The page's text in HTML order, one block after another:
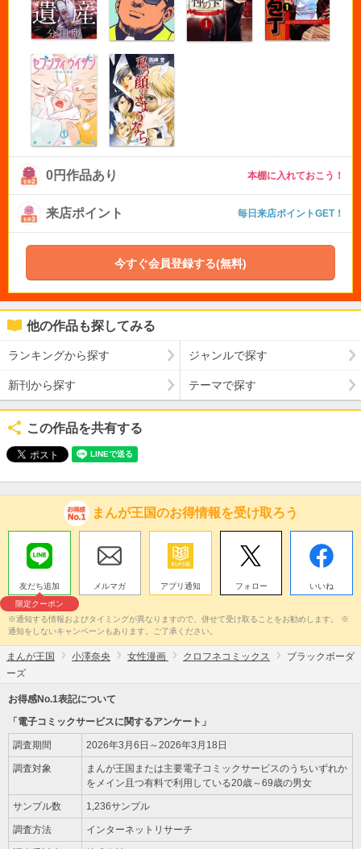
0円作品あり 本棚に入れておこう！
来店ポイント 毎日来店ポイントGET！
今すぐ会員登録する(無料)
他の作品も探してみる
ランキングから探す ジャンルで探す
新刊から探す テーマで探す
この作品を共有する
まんが王国のお得情報を受け取ろう
友だち追加
限定クーポン
メルマガ アプリ通知 フォロー いいね
※通知する情報およびタイミングが異なりますので、併せて受け取ることをお勧めします。 ※
通知をしないキャンペーンもあります。ご了承ください。
まんが王国 小澤奈央 女性漫画 クロフネコミックス
ブラックボーダ
ーズ
お得感No.1表記について
「電子コミックサービスに関するアンケート」
調査期間 2026年3月6日～2026年3月18日
調査対象
まんが王国または主要電子コミックサービスのうちいずれか
をメイン且つ有料で利用している20歳～69歳の男女
サンプル数 1,236サンプル
調査方法 インターネットリサーチ